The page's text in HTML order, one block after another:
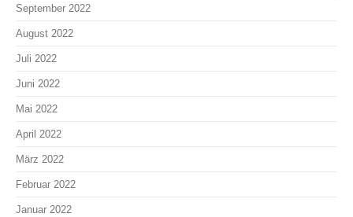
September 2022
August 2022
Juli 2022
Juni 2022
Mai 2022
April 2022
März 2022
Februar 2022
Januar 2022